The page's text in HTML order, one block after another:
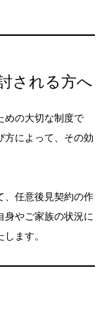
される方へ
めの大切な制度で
方によって、その効
、任意後見契約の作
身やご家族の状況に
ます。